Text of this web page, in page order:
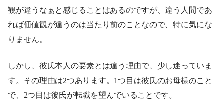
観が違うなぁと感じることはあるのですが、違う人間であ
れば価値観が違うのは当たり前のことなので、特に気にな
りません。
しかし、彼氏本人の要素とは違う理由で、少し迷っていま
す。その理由は2つあります。1つ目は彼氏のお母様のこと
で、2つ目は彼氏が転職を望んでいることです。